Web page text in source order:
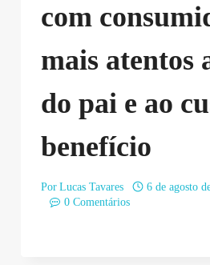
com
mais atentos
do pai e ao
benefício
Por Lucas Tavares
6 de agosto
0 Comentários